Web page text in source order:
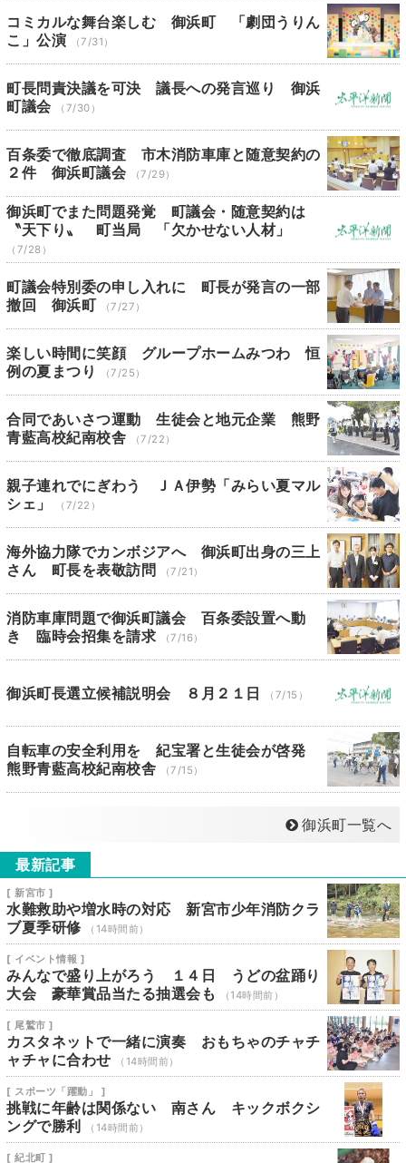
コミカルな舞台楽しむ 御浜町 「劇団うりん
こ」公演
（7/31）
町長問責決議を可決 議長への発言巡り 御浜
町議会
（7/30）
百条委で徹底調査 市木消防車庫と随意契約の
２件 御浜町議会
（7/29）
御浜町でまた問題発覚 町議会・随意契約は
〝天下り〟 町当局 「欠かせない人材」
（7/28）
町議会特別委の申し入れに 町長が発言の一部
撤回 御浜町
（7/27）
楽しい時間に笑顔 グループホームみつわ 恒
例の夏まつり
（7/25）
合同であいさつ運動 生徒会と地元企業 熊野
青藍高校紀南校舎
（7/22）
親子連れでにぎわう ＪＡ伊勢「みらい夏マル
シェ」
（7/22）
海外協力隊でカンボジアへ 御浜町出身の三上
さん 町長を表敬訪問
（7/21）
消防車庫問題で御浜町議会 百条委設置へ動
き 臨時会招集を請求
（7/16）
御浜町長選立候補説明会 ８月２１日 （7/15）
自転車の安全利用を 紀宝署と生徒会が啓発
熊野青藍高校紀南校舎
（7/15）
御浜町一覧へ
最新記事
[ 新宮市 ]
水難救助や増水時の対応 新宮市少年消防クラ
ブ夏季研修
（14時間前）
[ イベント情報 ]
みんなで盛り上がろう １４日 うどの盆踊り
大会 豪華賞品当たる抽選会も
（14時間前）
[ 尾鷲市 ]
カスタネットで一緒に演奏 おもちゃのチャチ
ャチャに合わせ
（14時間前）
[ スポーツ「躍動」 ]
挑戦に年齢は関係ない 南さん キックボクシ
ングで勝利
（14時間前）
[ 紀北町 ]